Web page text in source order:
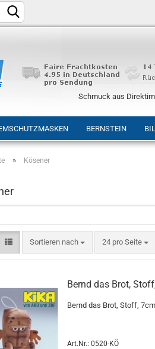
Schmuck aus
BERNSTEIN
» Kösener
Sortieren nach 24 pro Seite
Bernd das Brot,
Bernd das Brot, Stoff, 7cm
Art.Nr.: 0520-KÖ